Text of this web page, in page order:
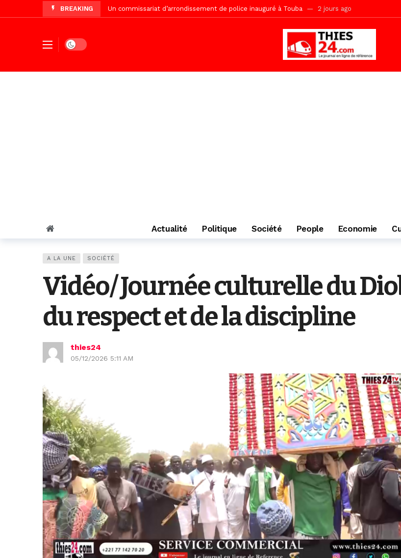
BREAKING Vidéo/Célébration de Bamba et Cheikh, le « battré » d’Abdou Bâ Ndiéguène
Foncier : l’heure n’est plus aux demi-mesures, mais à une relance courageuse de l’économie
Tivaouane/L’hôpital Seydi El Hadji Malick Sy reçoit ses premiers malades lundi 10 Août
Dark mode
Actualité Politique Société People Economie
A LA UNE SOCIÉTÉ
Vidéo/ Journée culturelle du
du respect et de la discipline
thies24
05/12/2026 5:11 AM